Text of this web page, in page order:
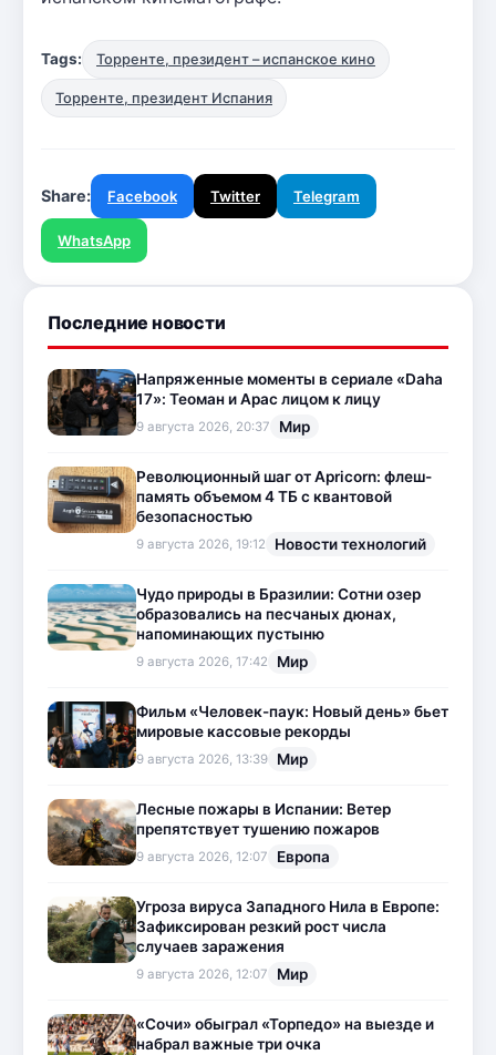
Tags: Торренте, президент – испанское кино
Торренте, президент Испания
Share: Facebook Twitter Telegram
WhatsApp
Последние новости
Напряженные моменты в сериале «Daha
17»: Теоман и Арас лицом к лицу
9 августа 2026, 20:37 Мир
Революционный шаг от Apricorn: флеш-
память объемом 4 ТБ с квантовой
безопасностью
9 августа 2026, 19:12 Новости технологий
Чудо природы в Бразилии: Сотни озер
образовались на песчаных дюнах,
напоминающих пустыню
9 августа 2026, 17:42 Мир
Фильм «Человек-паук: Новый день» бьет
мировые кассовые рекорды
9 августа 2026, 13:39 Мир
Лесные пожары в Испании: Ветер
препятствует тушению пожаров
9 августа 2026, 12:07 Европа
Угроза вируса Западного Нила в Европе:
Зафиксирован резкий рост числа
случаев заражения
9 августа 2026, 12:07 Мир
«Сочи» обыграл «Торпедо» на выезде и
набрал важные три очка